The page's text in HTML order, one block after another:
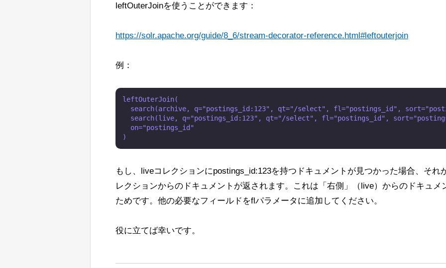
れにより、呼び出されるロジックの量が減少しますが、SOLRのスコアリングシステムが正しく
私が言ったように、すべての提案を歓迎し、先にお礼を申し上げます。
Jan Ulrich Robens
leftOuterJoinを使うことができます：
https://solr.apache.org/guide/8_6/stream-decorator-reference.html#leftouterjoin
例：
leftOuterJoin(
search(archive, q="postings_id:123", qt="/select", fl="postings_id",
search(live, q="postings_id:123", qt="/select", fl="postings_id",
  on="postings_id"
もし、liveコレクションにpostings_id:123を持つドキュメントが見つかった場合、そ
レクションからのドキュメントが返されます。これは「右側」（live）からのドキュ
ためです。他の必要なフィールドをflパラメータに追加してください。
役に立てば幸いです。